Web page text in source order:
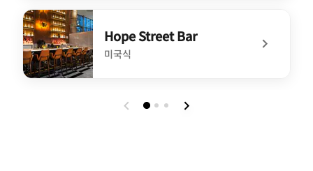
undefined Hope Street Market
Hope Street Bar
미국식
undefined Hope Street Bar